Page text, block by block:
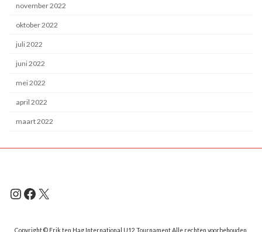
november 2022
oktober 2022
juli 2022
juni 2022
mei 2022
april 2022
maart 2022
Instagram
Facebook
X
Copyright © Erik ten Hag International U12 Tournament Alle rechten voorbehouden.